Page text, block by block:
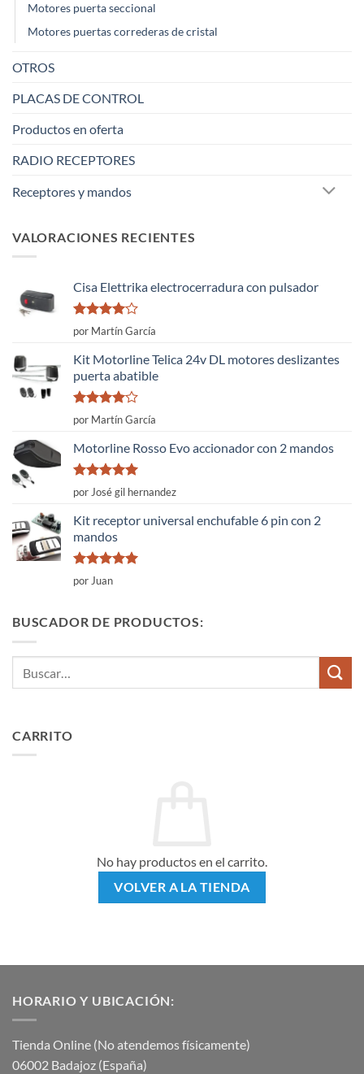
Motores puerta seccional
Motores puertas correderas de cristal
OTROS
PLACAS DE CONTROL
Productos en oferta
RADIO RECEPTORES
Receptores y mandos
VALORACIONES RECIENTES
Cisa Elettrika electrocerradura con pulsador
Valorado
con
5
por Martín García
Kit Motorline Telica 24v DL motores deslizantes
puerta abatible
Valorado
con
5
por Martín García
Motorline Rosso Evo accionador con 2 mandos
Valorado
con
de 5
por José gil hernandez
Kit receptor universal enchufable 6 pin con 2
mandos
Valorado
con
por Juan
BUSCADOR DE PRODUCTOS:
CARRITO
No hay productos en el carrito.
VOLVER A LA TIENDA
HORARIO Y UBICACIÓN:
Tienda Online (No atendemos físicamente)
06002 Badajoz (España)